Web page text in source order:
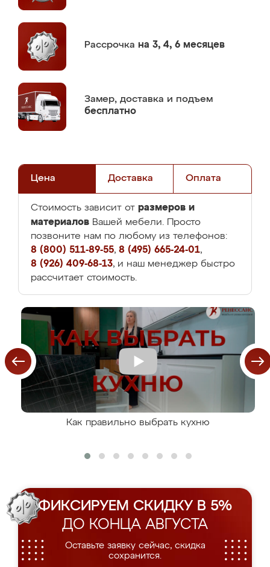
Рассрочка на 3, 4, 6 месяцев
Замер, доставка и подъем
бесплатно
Цена Доставка Оплата
Стоимость зависит от размеров и
материалов Вашей мебели. Просто
позвоните нам по любому из телефонов:
8 (800) 511-89-55, 8 (495) 665-24-01,
8 (926) 409-68-13, и наш менеджер быстро
рассчитает стоимость.
Как правильно выбрать кухню
ФИКСИРУЕМ СКИДКУ В 5%
ДО КОНЦА АВГУСТА
Оставьте заявку сейчас, скидка
сохранится.